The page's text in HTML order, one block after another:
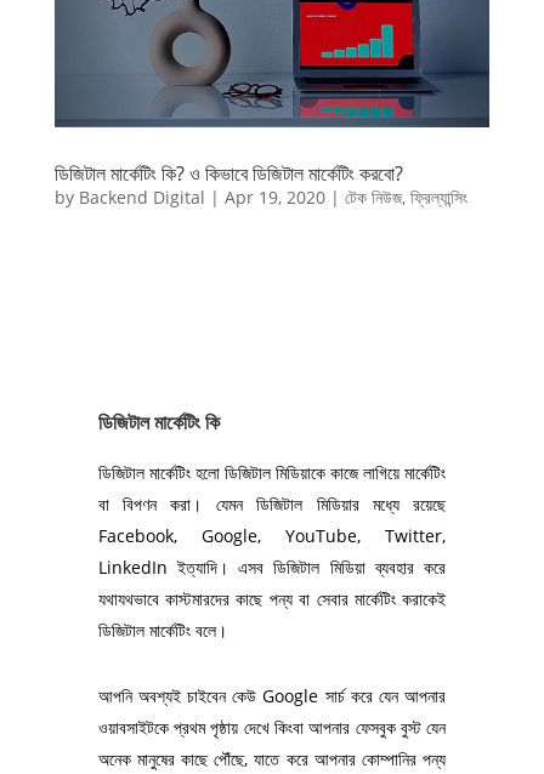
ডিজিটাল মার্কেটিং কি? ও কিভাবে ডিজিটাল মার্কেটিং করবো?
by Backend Digital | Apr 19, 2020| টেক নিউজ, ফ্রিল্যান্সিং
ডিজিটাল মার্কেটিং কি
ডিজিটাল মার্কেটিং হলো ডিজিটাল মিডিয়াকে কাজে লাগিয়ে মার্কেটিং
বা বিপণন করা। যেমন ডিজিটাল মিডিয়ার মধ্যে রয়েছে
Facebook, Google, YouTube, Twitter,
LinkedIn ইত্যাদি। এসব ডিজিটাল মিডিয়া ব্যবহার করে
যথাযথভাবে কাস্টমারদের কাছে পন্য বা সেবার মার্কেটিং করাকেই
ডিজিটাল মার্কেটিং বলে।
আপনি অবশ্যই চাইবেন কেউ Google সার্চ করে যেন আপনার
ওয়াবসাইটকে প্রথম পৃষ্ঠায় দেখে কিংবা আপনার ফেসবুক বুস্ট যেন
অনেক মানুষের কাছে পৌঁছে, যাতে করে আপনার কোম্পানির পন্য